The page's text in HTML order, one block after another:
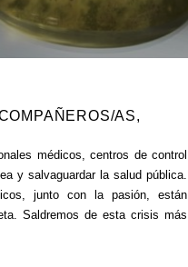
AS,
médicos, centros de control
y salvaguardar la salud pública.
junto con la pasión, están
Saldremos de esta crisis más